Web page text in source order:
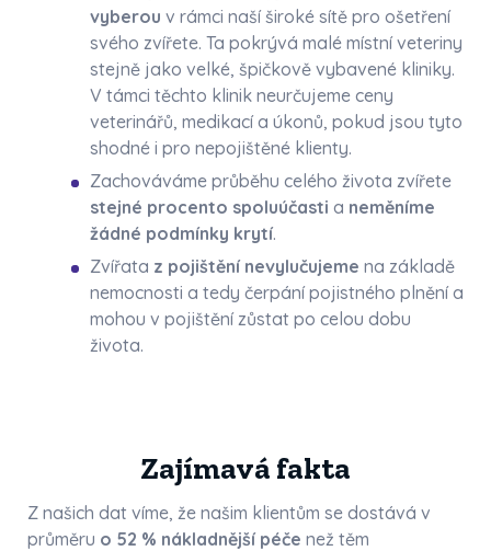
vyberou v rámci naší široké sítě pro ošetření
svého zvířete. Ta pokrývá malé místní veteriny
stejně jako velké, špičkově vybavené kliniky.
V támci těchto klinik neurčujeme ceny
veterinářů, medikací a úkonů, pokud jsou tyto
shodné i pro nepojištěné klienty.
Zachováváme průběhu celého života zvířete
stejné procento spoluúčasti a neměníme
žádné podmínky krytí.
Zvířata z pojištění nevylučujeme na základě
nemocnosti a tedy čerpání pojistného plnění a
mohou v pojištění zůstat po celou dobu
života.
Zajímavá fakta
Z našich dat víme, že našim klientům se dostává v
průměru o 52 % nákladnější péče než těm